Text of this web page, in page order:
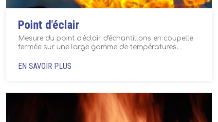
Point d'éclair
Mesure du point d'éclair d'échantillons en coupelle
fermée sur une large gamme de températures.
EN SAVOIR PLUS